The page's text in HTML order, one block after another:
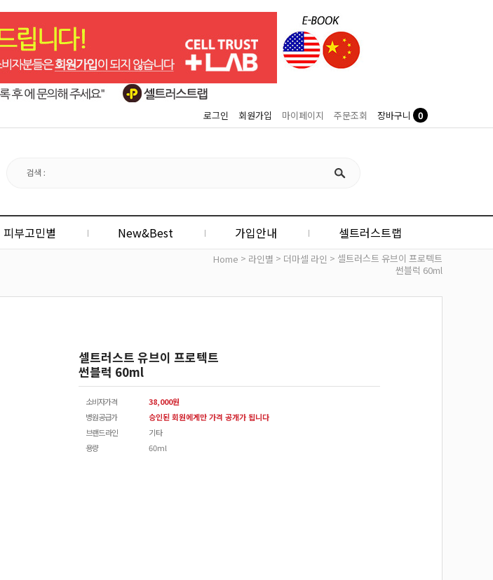
로그인 회원가입 마이페이지 주문조회 장바구니 0
피부고민별 New&Best 가입안내 셀트러스트랩
Home > 라인별 > 더마셀 라인 > 셀트러스트 유브이 프로텍트
썬블럭 60ml
셀트러스트 유브이 프로텍트
썬블럭 60ml
소비자가격
38,000원
병원공급가
승인된 회원에게만 가격 공개가 됩니다
브랜드 라인
기타
용량
60ml